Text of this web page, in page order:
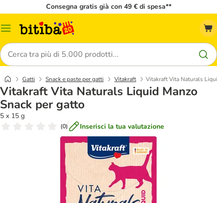
Consegna gratis già con 49 € di spesa**
Overview
Cerca
Gatti Snack e paste per gatti Vitakraft Vitakraft Vita Naturals
Vitakraft Vita Naturals Liquid Manzo
Snack per gatto
5 x 15 g
(0) Inserisci la tua valutazione